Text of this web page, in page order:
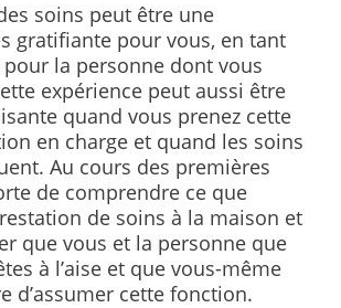
soins peut être une
gratifiante pour vous, en tant
pour la personne dont vous
expérience peut aussi être
quand vous prenez cette
en charge et quand les soins
Au cours des premières
de comprendre ce que
de soins à la maison et
que vous et la personne que
à l’aise et que vous-même
d’assumer cette fonction.